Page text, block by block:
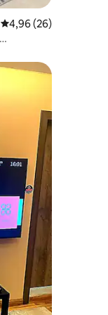
Средна оценка:
4,96 (26)